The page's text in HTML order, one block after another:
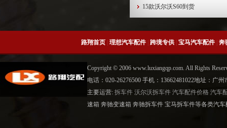
15款沃尔沃S60到货
路翔首页 | 理想汽车配件 | 跨境专供 | 宝马汽车配件 | 奔
Copyright © 2006 www.luxiangqp.com. All Rights
电话：020-26276500 手机：13662481022地址：广
主要运营: 拆车件 沃尔沃拆车件 汽车配件价格 汽车
速箱 奔驰变速箱 奔驰拆车件 宝马拆车件等各类汽车